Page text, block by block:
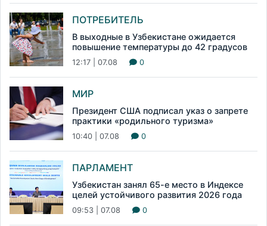
ПОТРЕБИТЕЛЬ
В выходные в Узбекистане ожидается
повышение температуры до 42 градусов
12:17 | 07.08 0
МИР
Президент США подписал указ о запрете
практики «родильного туризма»
10:40 | 07.08 0
ПАРЛАМЕНТ
Узбекистан занял 65-е место в Индексе
целей устойчивого развития 2026 года
09:53 | 07.08 0